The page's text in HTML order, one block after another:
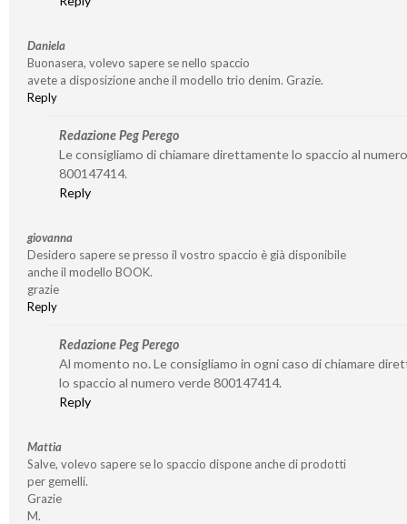
Daniela
Buonasera, volevo sapere se nello spaccio
avete a disposizione anche il modello trio denim. Grazie.
Reply
Redazione Peg Perego
Le consigliamo di chiamare direttamente lo spaccio al
800147414.
Reply
giovanna
Desidero sapere se presso il vostro spaccio è già disponibile
anche il modello BOOK.
grazie
Reply
Redazione Peg Perego
Al momento no. Le consigliamo in ogni caso di chiamare
lo spaccio al numero verde 800147414.
Reply
Mattia
Salve, volevo sapere se lo spaccio dispone anche di prodotti
per gemelli.
Grazie
M.